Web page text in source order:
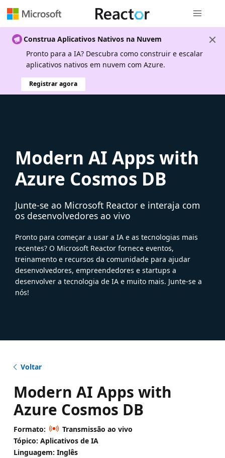
Construa Aplicativos Nativos na Nuvem
Pronto para a IA? Descubra como construir e escalar
aplicativos nativos em nuvem com Azure.
Registrar agora
Modern AI Apps with
Azure Cosmos DB
Junte-se ao Microsoft Reactor e interaja com
os desenvolvedores ao vivo
Pronto para começar a usar a IA e as tecnologias mais
recentes? O Microsoft Reactor fornece eventos,
treinamento e recursos da comunidade para ajudar
desenvolvedores, empreendedores e startups a
desenvolver a tecnologia de IA e muito mais. Junte-se a
nós!
Voltar
Modern AI Apps with
Azure Cosmos DB
Formato:
Transmissão ao vivo
Tópico: Aplicativos de IA
Linguagem: Inglês